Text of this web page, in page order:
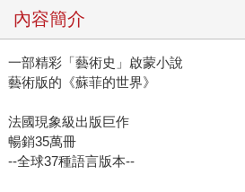
內容簡介
一部精彩「藝術史」啟蒙小說
藝術版的《蘇菲的世界》
法國現象級出版巨作
暢銷35萬冊
--全球37種語言版本--